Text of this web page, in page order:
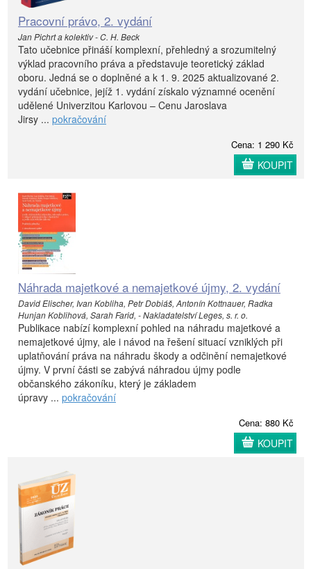
Pracovní právo, 2. vydání
Jan Pichrt a kolektiv - C. H. Beck
Tato učebnice přináší komplexní, přehledný a srozumitelný
výklad pracovního práva a představuje teoretický základ
oboru. Jedná se o doplněné a k 1. 9. 2025 aktualizované 2.
vydání učebnice, jejíž 1. vydání získalo významné ocenění
udělené Univerzitou Karlovou – Cenu Jaroslava
Jirsy ... pokračování
Cena: 1 290 Kč
KOUPIT
Náhrada majetkové a nemajetkové újmy, 2. vydání
David Elischer, Ivan Kobliha, Petr Dobiáš, Antonín Kottnauer, Radka
Hunjan Koblihová, Sarah Farid, - Nakladatelství Leges, s. r. o.
Publikace nabízí komplexní pohled na náhradu majetkové a
nemajetkové újmy, ale i návod na řešení situací vzniklých při
uplatňování práva na náhradu škody a odčinění nemajetkové
újmy. V první části se zabývá náhradou újmy podle
občanského zákoníku, který je základem
úpravy ... pokračování
Cena: 880 Kč
KOUPIT